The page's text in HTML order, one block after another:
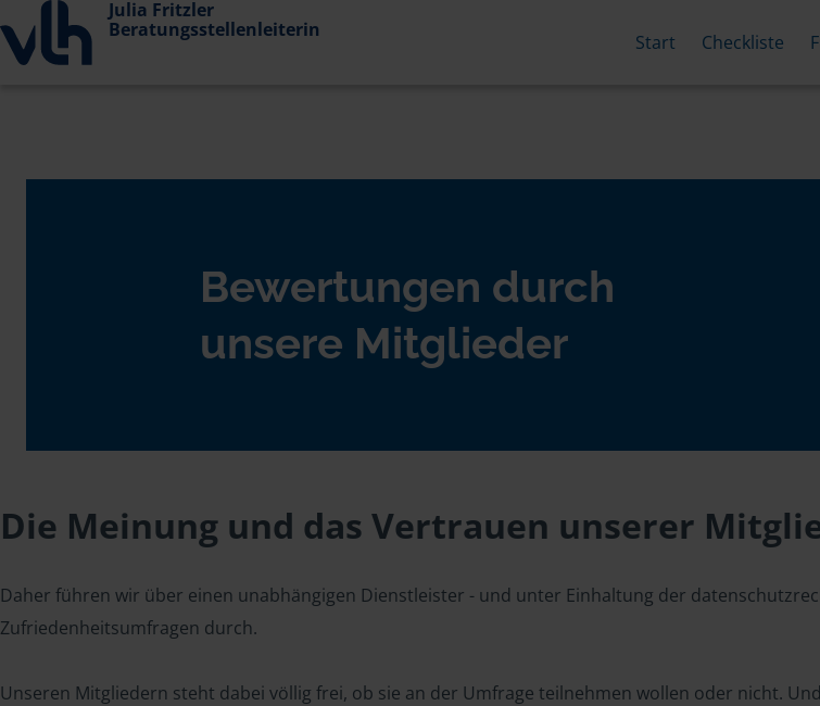
Julia Fritzler
Beratungsstellenleiterin
Start Checkliste
Bewertungen durch
unsere Mitglieder
Die Meinung und das Vertrauen unserer
Daher führen wir über einen unabhängigen Dienstleister - und unter Einhaltung der
Zufriedenheitsumfragen durch.
Unseren Mitgliedern steht dabei völlig frei, ob sie an der Umfrage teilnehmen wollen oder nicht.